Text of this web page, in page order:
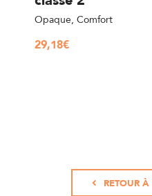
Opaque, Comfort
29,18€
RETOUR